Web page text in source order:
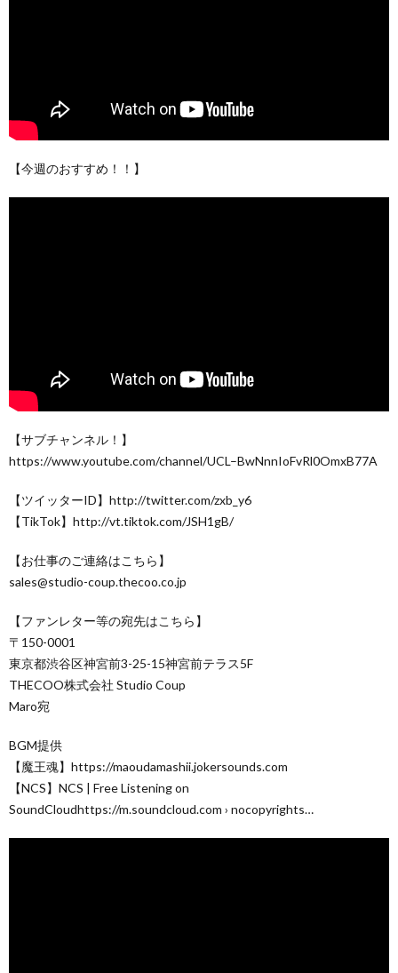
【今週のおすすめ！！】
【サブチャンネル！】
https://www.youtube.com/channel/UCL–BwNnnIoFvRl0OmxB77A
【ツイッターID】http://twitter.com/zxb_y6
【TikTok】http://vt.tiktok.com/JSH1gB/
【お仕事のご連絡はこちら】
sales@studio-coup.thecoo.co.jp
【ファンレター等の宛先はこちら】
〒150-0001
東京都渋谷区神宮前3-25-15神宮前テラス5F
THECOO株式会社 Studio Coup
Maro宛
BGM提供
【魔王魂】https://maoudamashii.jokersounds.com
【NCS】NCS | Free Listening on
SoundCloudhttps://m.soundcloud.com › nocopyrights…